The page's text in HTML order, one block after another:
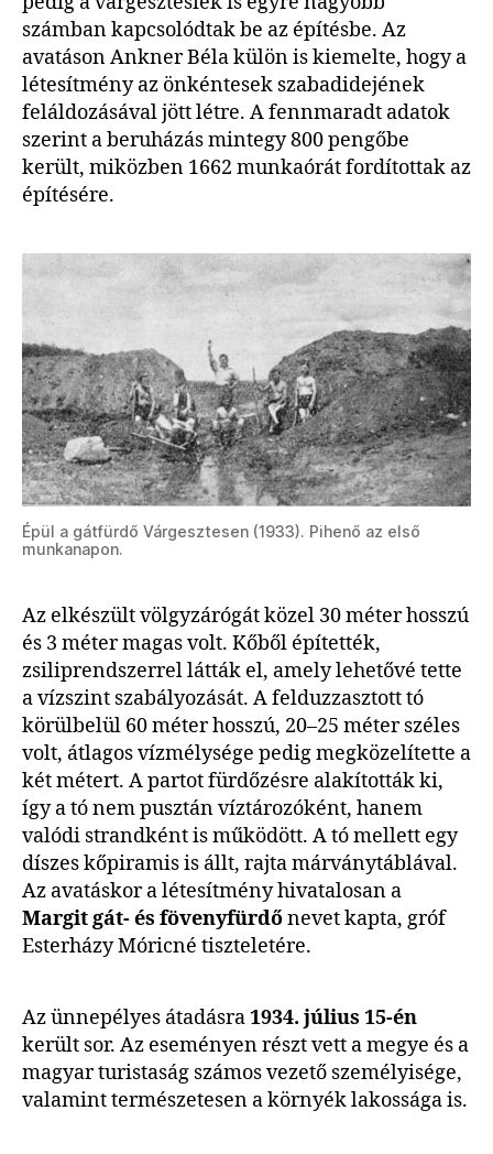
számban kapcsolódtak be az építésbe. Az
avatáson Ankner Béla külön is kiemelte, hogy a
létesítmény az önkéntesek szabadidejének
feláldozásával jött létre. A fennmaradt adatok
szerint a beruházás mintegy 800 pengőbe
került, miközben 1662 munkaórát fordítottak az
építésére.
Épül a gátfürdő Várgesztesen (1933). Pihenő az első
munkanapon.
Az elkészült völgyzárógát közel 30 méter hosszú
és 3 méter magas volt. Kőből építették,
zsiliprendszerrel látták el, amely lehetővé tette
a vízszint szabályozását. A felduzzasztott tó
körülbelül 60 méter hosszú, 20–25 méter széles
volt, átlagos vízmélysége pedig megközelítette a
két métert. A partot fürdőzésre alakították ki,
így a tó nem pusztán víztározóként, hanem
valódi strandként is működött. A tó mellett egy
díszes kőpiramis is állt, rajta márványtáblával.
Az avatáskor a létesítmény hivatalosan a
Margit gát- és fövenyfürdőnevet kapta, gróf
Esterházy Móricné tiszteletére.
Az ünnepélyes átadásra1934. július 15-én
került sor. Az eseményen részt vett a megye és a
magyar turistaság számos vezető személyisége,
valamint természetesen a környék lakossága is.